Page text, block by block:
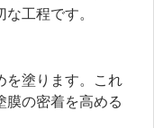
工程です。
を塗ります。これ
膜の密着を高める